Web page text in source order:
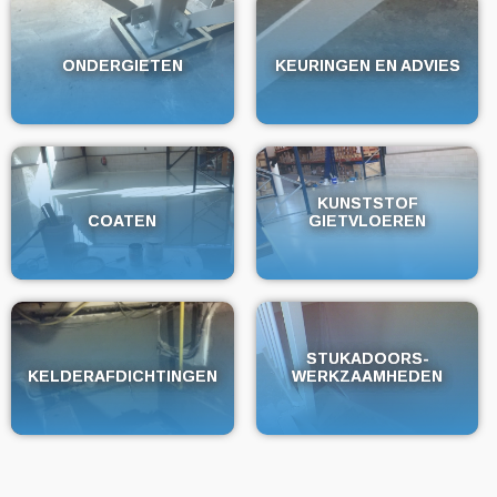
ONDERGIETEN
ONDERGIETEN KEURINGEN EN ADVIES
KEURINGEN EN ADVIES
COATEN
COATEN
KUNSTSTOF
GIETVLOEREN
KUNSTSTOF
GIETVLOEREN
KELDERAFDICHTINGEN
KELDERAFDICHTINGEN
STUKADOORS-
WERKZAAMHEDEN
STUKADOORS-
WERKZAAMHEDEN